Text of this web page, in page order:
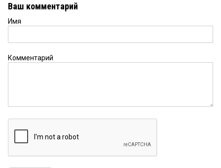
Ваш комментарий
Имя
Комментарий